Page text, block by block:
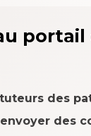
portail
des
des